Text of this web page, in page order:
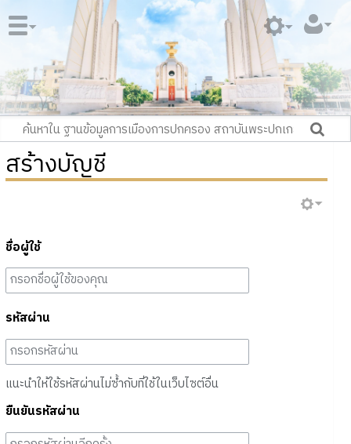
สร้างบัญชี
ชื่อผู้ใช้
รหัสผ่าน
แนะนำให้ใช้รหัสผ่านไม่ซ้ำกับที่ใช้ในเว็บไซต์อื่น
ยืนยันรหัสผ่าน